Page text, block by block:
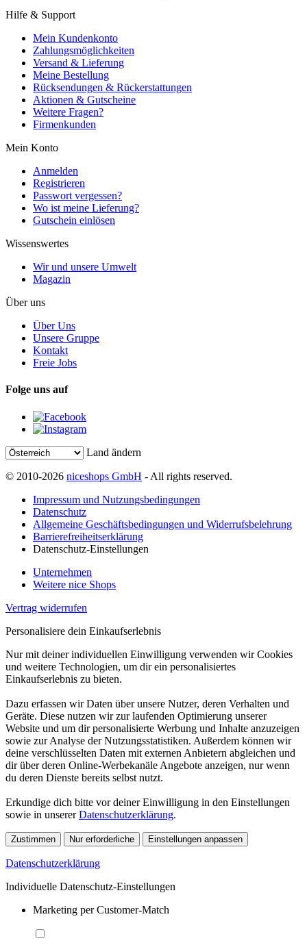
Hilfe & Support
Mein Kundenkonto
Zahlungsmöglichkeiten
Versand & Lieferung
Meine Bestellung
Rücksendungen & Rückerstattungen
Aktionen & Gutscheine
Weitere Fragen?
Firmenkunden
Mein Konto
Anmelden
Registrieren
Passwort vergessen?
Wo ist meine Lieferung?
Gutschein einlösen
Wissenswertes
Wir und unsere Umwelt
Magazin
Über uns
Über Uns
Unsere Gruppe
Kontakt
Freie Jobs
Folge uns auf
Land ändern
© 2010-2026 niceshops GmbH - All rights reserved.
Impressum und Nutzungsbedingungen
Datenschutz
Allgemeine Geschäftsbedingungen und Widerrufsbelehrung
Barrierefreiheitserklärung
Datenschutz-Einstellungen
Unternehmen
Weitere nice Shops
Vertrag widerrufen
Personalisiere dein Einkaufserlebnis
Nur mit deiner individuellen Einwilligung verwenden wir Cookies
und weitere Technologien, um dir ein personalisiertes
Einkaufserlebnis zu bieten.
Dazu erfassen wir Daten über unsere Nutzer, deren Verhalten und
Geräte. Diese nutzen wir zur laufenden Optimierung unserer
Website und um dir personalisierte Werbung und Inhalte anzuzeigen
sowie zur Analyse der Nutzungsstatistiken. Außerdem können wir
deine verschlüsselten Daten mit externen Anbietern abgleichen und
dir über deren Online-Werbekanäle Angebote anzeigen, nur wenn
du deren Dienste bereits selbst nutzt.
Erkundige dich bitte vor deiner Einwilligung in den Einstellungen
sowie in unsererDatenschutzerklärung.
Zustimmen Nur erforderliche Einstellungen anpassen
Datenschutzerklärung
Individuelle Datenschutz-Einstellungen
Marketing per Customer-Match